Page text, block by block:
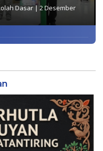
Dasar|2 Desember